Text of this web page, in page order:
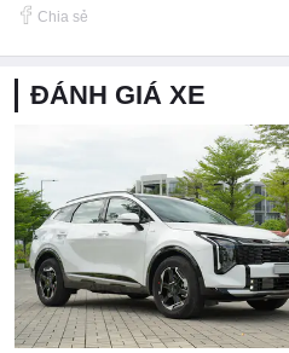
Chia sẻ
ĐÁNH GIÁ XE